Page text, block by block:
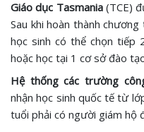
Giáo dục Tasmania(TCE)
Sau khi hoàn thành
học sinh có thể chọn tiếp
hoặc học tại 1 cơ sở đào
Hệ thống các trường
nhận học sinh quốc tế từ
tuổi phải có người giám hộ